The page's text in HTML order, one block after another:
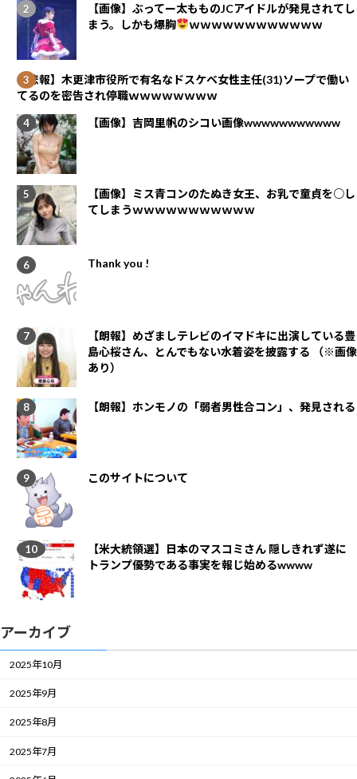
【画像】ぶってー太もものJCアイドルが発見されてし
まう。しかも爆胸
ｗｗｗｗｗｗｗｗｗｗｗｗ
【悲報】木更津市役所で有名なドスケベ女性主任(31)ソープで働い
てるのを密告され停職ｗｗｗｗｗｗｗｗ
【画像】吉岡里帆のシコい画像wwwwwwwwwww
【画像】ミス青コンのたぬき女王、お乳で童貞を○し
てしまうｗｗｗｗｗｗｗｗｗｗｗ
Thank you !
【朗報】めざましテレビのイマドキに出演している豊
島心桜さん、とんでもない水着姿を披露する （※画像
あり）
【朗報】ホンモノの「弱者男性合コン」、発見される
このサイトについて
【米大統領選】日本のマスコミさん 隠しきれず遂に
トランプ優勢である事実を報じ始めるwwww
アーカイブ
2025年10月
2025年9月
2025年8月
2025年7月